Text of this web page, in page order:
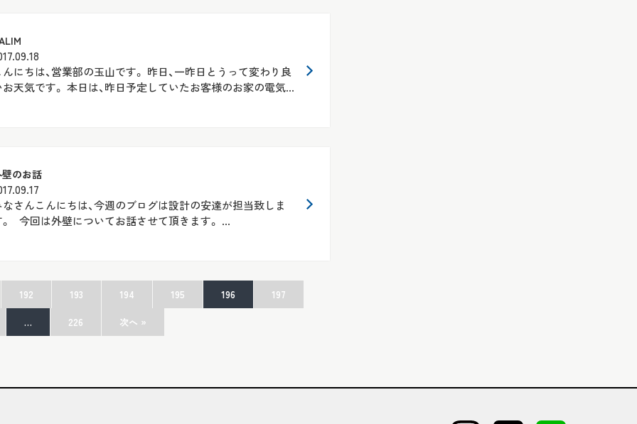
にちは、営業部の玉山です。 昨日、一昨日とうって変わり良
お天気です。 本日は、昨日予定していたお客様のお家の電気...
のお話
なさんこんにちは、今週のブログは設計の安達が担当致しま
。 今回は外壁についてお話させて頂きます。 ...
192 193 194 195 196 197
… 226 次へ »